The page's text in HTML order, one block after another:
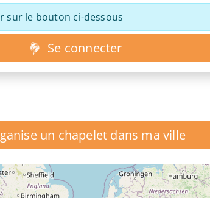
sur le bouton ci-dessous
Se connecter
un chapelet dans ma ville